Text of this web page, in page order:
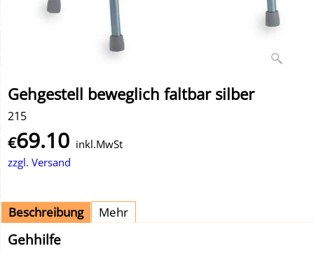
Gehgestell beweglich faltbar silber
215
€69.10 inkl.MwSt
zzgl. Versand
Beschreibung Mehr
Gehhilfe